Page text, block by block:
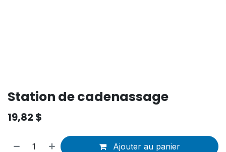
Station de cadenassage
19,82 $
Ajouter au panier